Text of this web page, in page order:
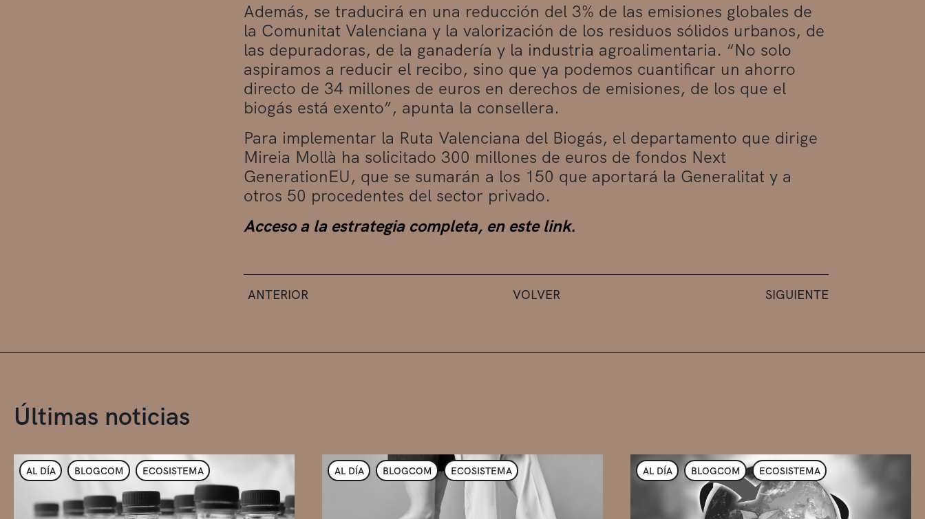
Además, se traducirá en una reducción del 3% de las emisiones globales de
la Comunitat Valenciana y la valorización de los residuos sólidos urbanos, de
las depuradoras, de la ganadería y la industria agroalimentaria. “No solo
aspiramos a reducir el recibo, sino que ya podemos cuantificar un ahorro
directo de 34 millones de euros en derechos de emisiones, de los que el
biogás está exento”, apunta la consellera.
Para implementar la Ruta Valenciana del Biogás, el departamento que dirige
Mireia Mollà ha solicitado 300 millones de euros de fondos Next
GenerationEU, que se sumarán a los 150 que aportará la Generalitat y a
otros 50 procedentes del sector privado.
Acceso a la estrategia completa, en este link.
ANTERIOR VOLVER SIGUIENTE
Últimas noticias
AL DÍA BLOGCOM ECOSISTEMA AL DÍA BLOGCOM ECOSISTEMA AL DÍA BLOGCOM ECOSISTEMA